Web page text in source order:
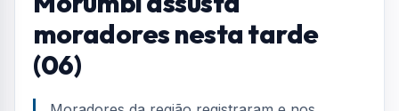
Publicado em 06 de julho de 2026
COMPARTILHAR: